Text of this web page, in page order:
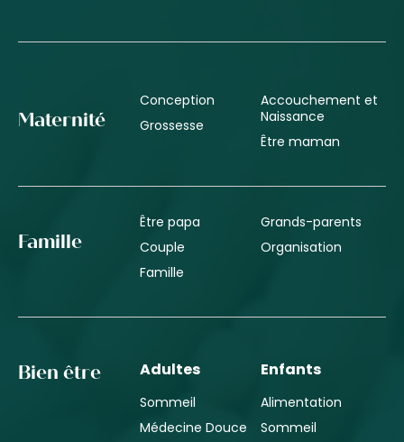
Maternité
Conception
Grossesse
Accouchement et
Naissance
Être maman
Famille
Être papa
Couple
Famille
Grands-parents
Organisation
Bien être Adultes
Sommeil
Médecine Douce
Enfants
Alimentation
Sommeil